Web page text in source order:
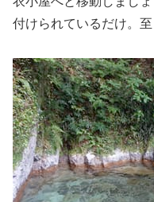
付けられているだけ。至